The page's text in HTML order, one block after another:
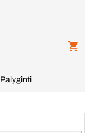
Palyginti